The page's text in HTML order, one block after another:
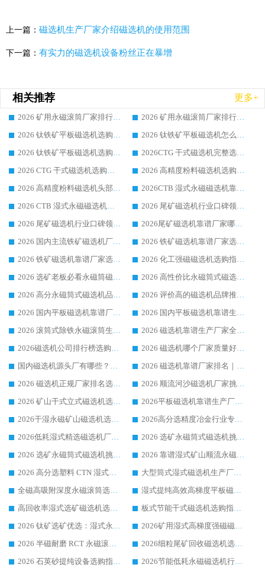
上一篇： 磁选机生产厂家介绍磁选机的使用范围
下一篇： 有实力的磁选机设备粉丝正在暴增
相关推荐 更多+
2026 矿用永磁滚筒厂家排行榜选购干货指南 行业口碑标杆华体会手机网页版-华体会(中国) 实力出众
2026 矿用永磁滚筒厂家排行榜选购指南，行业口碑领域强者华体会手机网页版-华体会(中国)
2026 钛铁矿平板磁选机选购全攻略 市场公认优质品牌厂家实力排行榜
2026 钛铁矿平板磁选机怎么选 靠谱生产企业实力排行榜选购参考攻略
2026 钛铁矿平板磁选机选购指南 行业口碑优选品牌生产企业实力排行榜
2026CTG 干式磁选机完整选购指南 行业口碑顶尖靠谱生产龙头厂家实力推荐
2026 CTG 干式磁选机选购指南|行业口碑靠谱生产厂家领域强者推荐
2026 高精度粉料磁选机选购全攻略 行业优质品牌华体会手机网页版-华体会(中国) 实力深度解析
2026 高精度粉料磁选机头部厂家选购指南 行业口碑靠谱品牌推荐 领域强者华体会手机网页版-华体会(中国) 解析
2026CTB 湿式永磁磁选机靠谱厂家实力排行榜 铁矿选矿设备采购全流程选购指南
2026 CTB 湿式永磁磁选机选购指南|行业口碑良好品牌推荐，领域强者华体会手机网页版-华体会(中国)
2026 尾矿磁选机行业口碑领域强者，源头直供国内主流厂家华体会手机网页版-华体会(中国) 一站式服务
2026 尾矿磁选机行业口碑领域强者，源头直供国内主流厂家华体会手机网页版-华体会(中国) 一站式服务
2026尾矿磁选机靠谱厂家哪家好 行业口碑领域强者华体会手机网页版-华体会(中国) 推荐
2026 国内主流铁矿磁选机厂家选购指南|行业口碑好品牌推荐，领域强者华体会手机网页版-华体会(中国)
2026 铁矿磁选机靠谱厂家选购全攻略 行业标杆华体会手机网页版-华体会(中国) 设备性价比出众
2026 铁矿磁选机靠谱厂家选购指南，领域强者华体会手机网页版-华体会(中国) 铁矿磁选机性价比高
2026 化工强磁磁选机选购指南 5 家行业口碑靠谱厂家领域强者推荐
2026 选矿老板必看永磁筒磁选机推荐 行业头部品牌口碑设备选购全攻略
2026 高性价比永磁筒式磁选机品牌盘点 行业强者口碑实测选购完整指南
2026 高分永磁筒式磁选机品牌推荐 选矿设备强者对比测评采购避坑全攻略
2026 评价高的磁选机品牌推荐选购指南，永磁筒式磁选机设备领域强者全景行业口碑解析
2026 国内平板磁选机靠谱厂家排名 行业实测口碑设备按需选购全指南
2026 国内平板磁选机靠谱生产厂家推荐排名|行业口碑选购指南，领域强者按需选设备
2026 滚筒式除铁永磁滚筒生产厂家推荐排名|行业口碑选购指南，领域强者源头厂商精选
2026 磁选机靠谱生产厂家全梳理 分场景选型行业头部品牌选购参考攻略
2026磁选机公司排行榜选购指南|正规源头厂家推荐，领域强者高性价比靠谱信赖品牌
2026 磁选机哪个厂家质量好？十大靠谱磁电企业排名选购指南
国内磁选机源头厂有哪些？2026 综合实力排名与采购避坑技巧
2026 磁选机靠谱厂家排名｜华体会手机网页版-华体会(中国) 高性价比磁选机磁电品牌
2026 磁选机正规厂家排名选购指南|行业口碑信赖品牌推荐性价比高靠谱磁电企业
2026 顺流河沙磁选机厂家挑选攻略 | 业内口碑龙头企业高性价比品牌推荐
2026 矿山干式立式磁选机选型攻略 梳理深耕磁电装备多年靠谱生产厂商
2026平板磁选机靠谱生产厂家选购指南 行业口碑良好品牌推荐 磁电领域实力强者
2026干湿永磁矿山磁选机选型攻略 优质生产厂家排名 选矿领域高口碑品牌推荐指南
2026高分选精度冶金行业专用磁选机生产厂家,干湿式磁选机源头供应商推荐
2026低耗湿式精​选磁选机厂家怎么选?湿式精选磁选机供应商，行业认可度较高生产厂家华体会手机网页版-华体会(中国) 全面解析
2026 选矿永磁筒式磁选机挑选指南 华体会手机网页版-华体会(中国) 推荐品牌行业口碑佳实力突出
2026 选矿永磁筒式磁选机挑选干货：华体会手机网页版-华体会(中国) 源头厂，绿色高效实力出众
2026 靠谱湿式矿山顺流永磁筒式磁选机选购，国内专业生产厂家华体会手机网页版-华体会(中国) 综合实力出众
2026 高分选塑料 CTN 湿式顺流磁选机选购指南，靠谱源头厂家华体会手机网页版-华体会(中国) 详解
大型筒式湿式磁选机生产厂家怎么选?华体会手机网页版-华体会(中国) 设备口碑广受行业认可
全磁高吸附深度永磁滚筒选购指南 业内口碑稳定磁电设备生产厂家详细推荐
湿式提纯高效高梯度平板磁选机靠谱设备源头厂商华体会手机网页版-华体会(中国) 综合测评
高回收率湿式选矿磁选机选购指南 业内口碑磁电设备生产厂家实力解析
板式节能干式磁选机选购指南，源头生产厂家华体会手机网页版-华体会(中国) 综合实力可观
2026 钛矿选矿优选：湿式永磁筒式磁选机源头厂家华体会手机网页版-华体会(中国) 综合解析
2026矿用湿式高梯度强磁磁选机选购指南，临朐靠谱磁电生产厂家华体会手机网页版-华体会(中国) 详解
2026 半磁耐磨 RCT 永磁滚筒选购指南，临朐源头生产厂家华体会手机网页版-华体会(中国) 实测分享
2026细粒尾矿回收磁选机选购指南 产业集群优质生产厂家华体会手机网页版-华体会(中国) 解析
2026 石英砂提纯设备选购指南：华体会手机网页版-华体会(中国) 提纯磁选机厂家综合解读
2026节能低耗永磁磁选机行业优选标杆 临朐华体会手机网页版-华体会(中国) 专业生产厂家